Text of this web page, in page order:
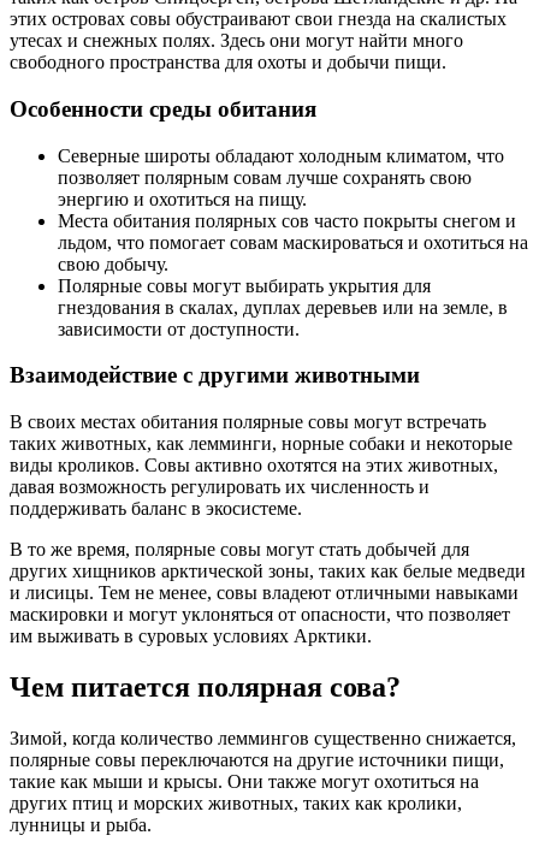
этих островах совы обустраивают свои гнезда на скалистых
утесах и снежных полях. Здесь они могут найти много
свободного пространства для охоты и добычи пищи.
Особенности среды обитания
Северные широты обладают холодным климатом, что
позволяет полярным совам лучше сохранять свою
энергию и охотиться на пищу.
Места обитания полярных сов часто покрыты снегом и
льдом, что помогает совам маскироваться и охотиться на
свою добычу.
Полярные совы могут выбирать укрытия для
гнездования в скалах, дуплах деревьев или на земле, в
зависимости от доступности.
Взаимодействие с другими животными
В своих местах обитания полярные совы могут встречать
таких животных, как лемминги, норные собаки и некоторые
виды кроликов. Совы активно охотятся на этих животных,
давая возможность регулировать их численность и
поддерживать баланс в экосистеме.
В то же время, полярные совы могут стать добычей для
других хищников арктической зоны, таких как белые медведи
и лисицы. Тем не менее, совы владеют отличными навыками
маскировки и могут уклоняться от опасности, что позволяет
им выживать в суровых условиях Арктики.
Чем питается полярная сова?
Зимой, когда количество леммингов существенно снижается,
полярные совы переключаются на другие источники пищи,
такие как мыши и крысы. Они также могут охотиться на
других птиц и морских животных, таких как кролики,
лунницы и рыба.